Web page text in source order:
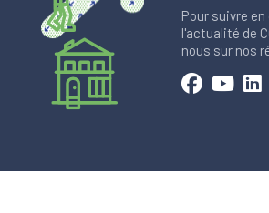
Pour suivre
l'actualité de
nous sur nos